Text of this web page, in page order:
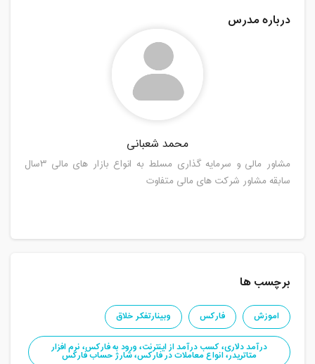
درباره مدرس
محمد شعبانی
مشاور مالی و سرمایه گذاری مسلط به انواع بازار های مالی ۳سال
سابقه مشاور شرکت های مالی متفاوت
برچسب ها
اموزش فارکس
وبینارتفکر خلاق
درآمد دلاری، کسب درآمد از اینترنت، ورود به فارکس، نرم افزار
متاتریدر، انواع معاملات در فارکس، شارژ حساب فارکس